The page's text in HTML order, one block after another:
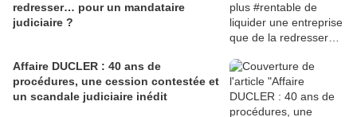
redresser… pour un mandataire
judiciaire ?
Affaire DUCLER : 40 ans de
procédures, une cession contestée et
un scandale judiciaire inédit